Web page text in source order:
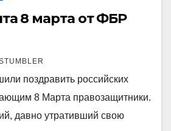
8 марта от ФБР
поздравить российских
8 Марта правозащитники.
давно утративший свою